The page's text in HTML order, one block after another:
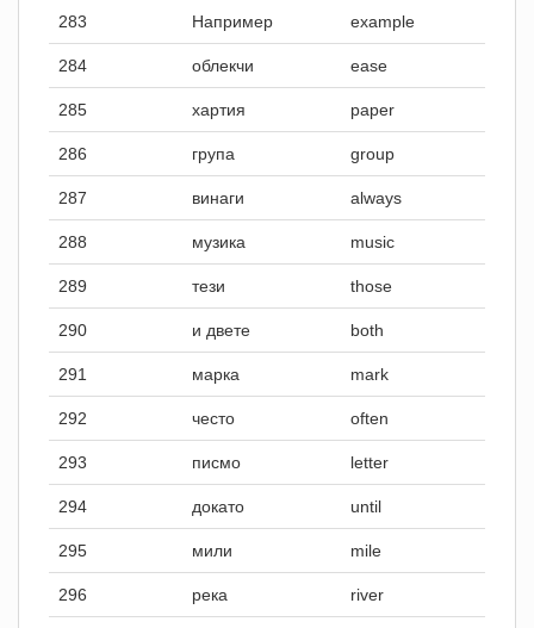
283 Например example
284 облекчи ease
285 хартия paper
286 група group
287 винаги always
288 музика music
289 тези those
290 и двете both
291 марка mark
292 често often
293 писмо letter
294 докато until
295 мили mile
296 река river